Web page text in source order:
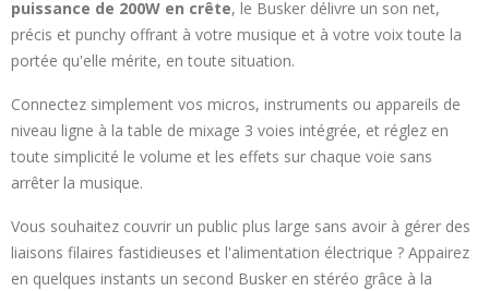
puissance de 200W en crête, le Busker délivre un son net,
précis et punchy offrant à votre musique et à votre voix toute la
portée qu'elle mérite, en toute situation.
Connectez simplement vos micros, instruments ou appareils de
niveau ligne à la table de mixage 3 voies intégrée, et réglez en
toute simplicité le volume et les effets sur chaque voie sans
arrêter la musique.
Vous souhaitez couvrir un public plus large sans avoir à gérer des
liaisons filaires fastidieuses et l'alimentation électrique ? Appairez
en quelques instants un second Busker en stéréo grâce à la